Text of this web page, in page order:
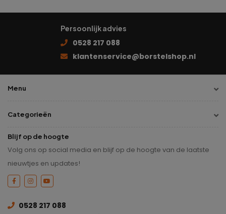
Persoonlijk advies
0528 217 088
klantenservice@borstelshop.nl
Menu
Categorieën
Blijf op de hoogte
Volg ons op social media en blijf op de hoogte van de laatste
nieuwtjes en updates!
0528 217 088